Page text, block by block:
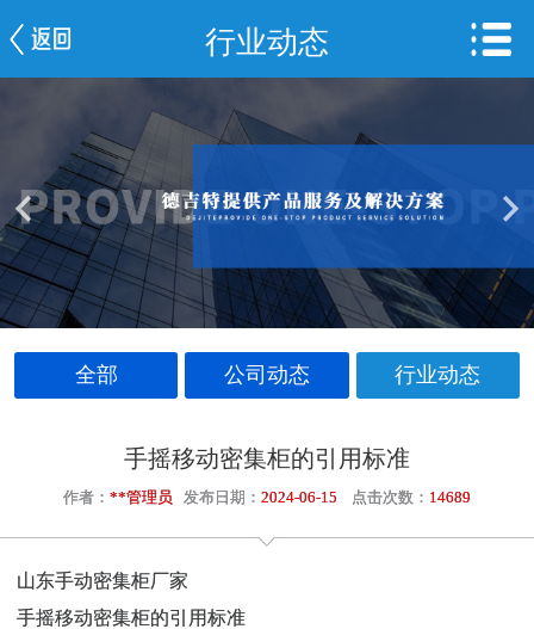
行业动态
全部 公司动态 行业动态
手摇移动密集柜的引用标准
作者： **管理员 发布日期： 2024-06-15 点击次数： 14689
山东手动密集柜厂家
手摇移动密集柜的引用标准
网站首页
服务案例
车间一览